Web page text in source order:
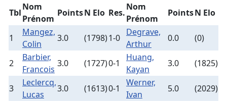
Tbl
Nom
Prénom
PointsN Elo Res.
Nom
Prénom
PointsN Elo
1
Mangez,
Colin
3.0 (1798)1-0
Degrave,
Arthur
0.0 (0)
2
Barbier,
Francois
3.0 (1727)0-1
Huang,
Kayan
3.0 (1825)
3
Leclercq,
Lucas
3.0 (1613)0-1
Werner,
Ivan
5.0 (2029)